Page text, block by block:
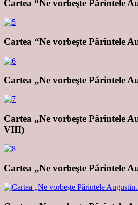
Cartea “Ne vorbeşte Părintele
Cartea “Ne vorbeşte Părintele
Cartea „Ne vorbeşte Părintele
Cartea „Ne vorbeşte Părintele
VIII)
Cartea „Ne vorbeşte Părintele